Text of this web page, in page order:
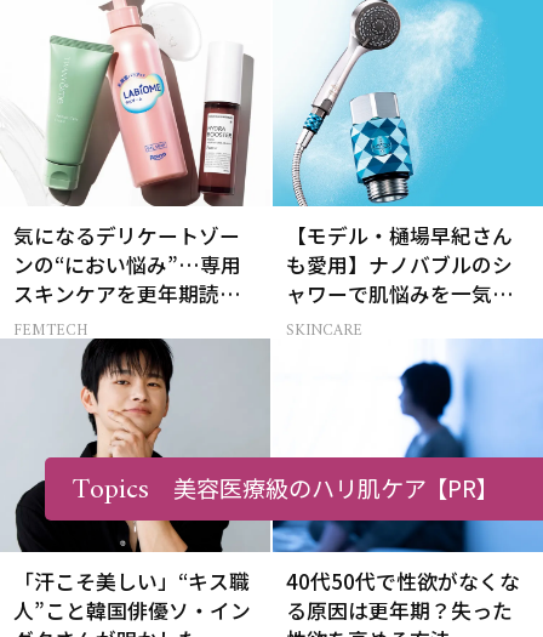
気になるデリケートゾー
ンの“におい悩み”…専用
スキンケアを更年期読者
が本気でお試し！
FEMTECH
【モデル・樋場早紀さん
も愛用】ナノバブルのシ
ャワーで肌悩みを一気に
解決
SKINCARE
「汗こそ美しい」“キス職
人”こと韓国俳優ソ・イン
40代50代で性欲がなくな
る原因は更年期？失った
Topics 美容医療級のハリ肌ケア【PR】